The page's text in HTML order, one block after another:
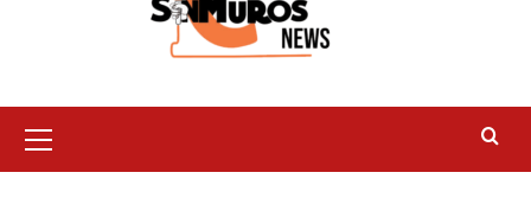
principal